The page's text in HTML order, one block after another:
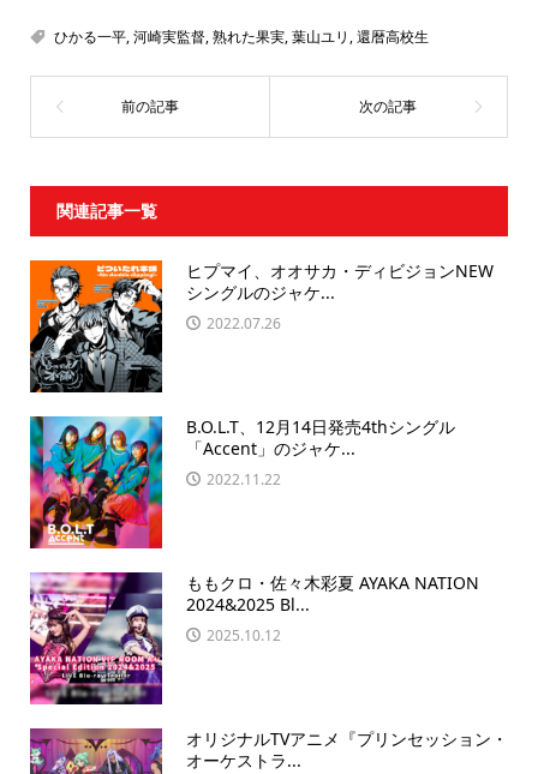
ひかる一平,河崎実監督,熟れた果実,葉山ユリ ,還暦高校生
関連記事一覧
ヒプマイ、オオサカ・ディビジョンNEW
シングルのジャケ...
2022.07.26
B.O.L.T、12月14日発売4thシングル
「Accent」のジャケ...
2022.11.22
ももクロ・佐々木彩夏 AYAKA NATION
2024&2025 Bl...
2025.10.12
オリジナルTVアニメ『プリンセッション・
オーケストラ...